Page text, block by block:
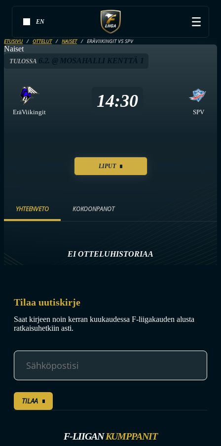
EN
ETUSIVU OTTELUT NAISET ERÄVIIKINGIT VS SPV
Naiset
TULOSSA 6.2. @ MOSAHALLI KENTTÄ 1
EräViikingit
14:30
SPV
LIPUT
YHTEENVETO KOKOONPANOT
EI OTTELUHISTORIAA
Tilaa uutiskirje
Saat kirjeen noin kerran kuukaudessa F-liigakauden alusta
ratkaisuhetkiin asti.
TILAA
F-LIIGANKUMPPANIT